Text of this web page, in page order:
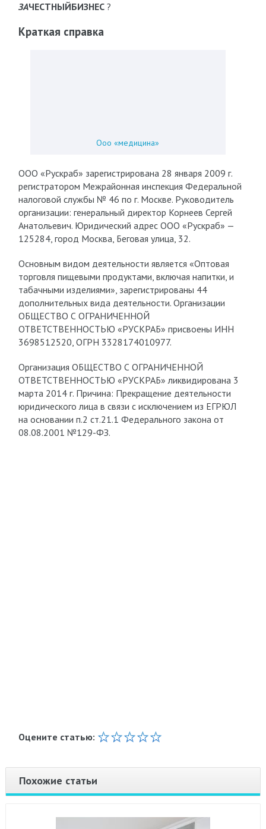
ЗАЧЕСТНЫЙБИЗНЕС?
Краткая справка
Ооо «медицина»
ООО «Рускраб» зарегистрирована 28 января 2009 г.
регистратором Межрайонная инспекция Федеральной
налоговой службы № 46 по г. Москве. Руководитель
организации: генеральный директор Корнеев Сергей
Анатольевич. Юридический адрес ООО «Рускраб» —
125284, город Москва, Беговая улица, 32.
Основным видом деятельности является «Оптовая
торговля пищевыми продуктами, включая напитки, и
табачными изделиями», зарегистрированы 44
дополнительных вида деятельности. Организации
ОБЩЕСТВО С ОГРАНИЧЕННОЙ
ОТВЕТСТВЕННОСТЬЮ «РУСКРАБ» присвоены ИНН
3698512520, ОГРН 3328174010977.
Организация ОБЩЕСТВО С ОГРАНИЧЕННОЙ
ОТВЕТСТВЕННОСТЬЮ «РУСКРАБ» ликвидирована 3
марта 2014 г. Причина: Прекращение деятельности
юридического лица в связи с исключением из ЕГРЮЛ
на основании п.2 ст.21.1 Федерального закона от
08.08.2001 №129-ФЗ.
Оцените статью:
Похожие статьи